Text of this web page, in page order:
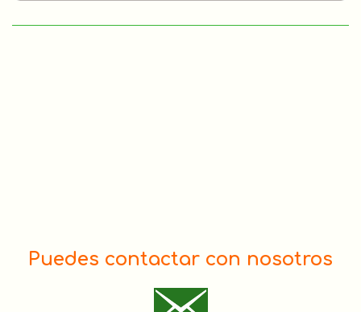
Puedes contactar con nosotros